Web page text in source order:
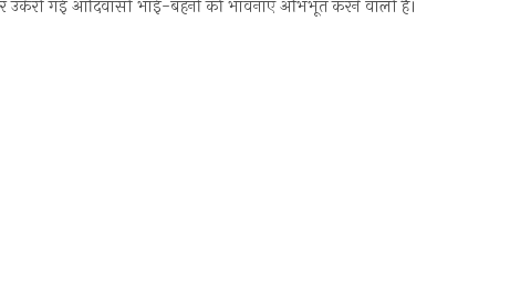
उकेरी गई आदिवासी भाई-बहनों की भावनाएं अभिभूत करने वाली हैं।